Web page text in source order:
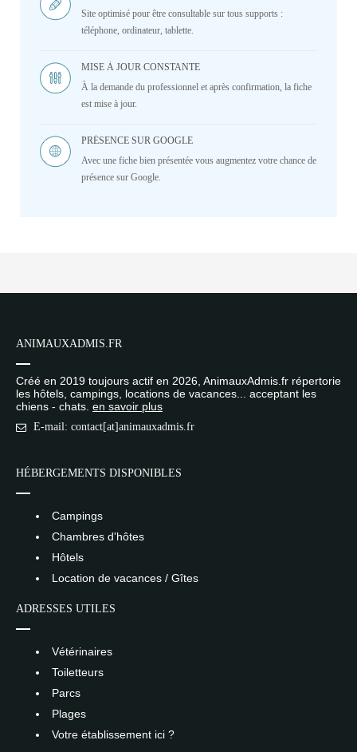
Site optimisé pour être consultable sur tous supports :
téléphone, ordinateur, tablette.
MISE À JOUR CONSTANTE
À la demande du professionnel et après confirmation, la fiche
est mise à jour.
PRÉSENCE SUR GOOGLE
Avec une fiche bien présentée vous augmentez votre chance de
présence sur Google.
ANIMAUXADMIS.FR
Créé en 2019 toujours actif en 2026, AnimauxAdmis.fr répertorie
les hôtels, campings, locations de vacances... acceptant les
chiens - chats. en savoir plus
E-mail: contact[at]animauxadmis.fr
HÉBERGEMENTS DISPONIBLES
Campings
Chambres d'hôtes
Hôtels
Location de vacances / Gîtes
ADRESSES UTILES
Vétérinaires
Toiletteurs
Parcs
Plages
Votre établissement ici ?